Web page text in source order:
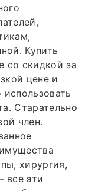
Купить
со скидкой за
цене и
Старательно
член.
хирургия,
все эти